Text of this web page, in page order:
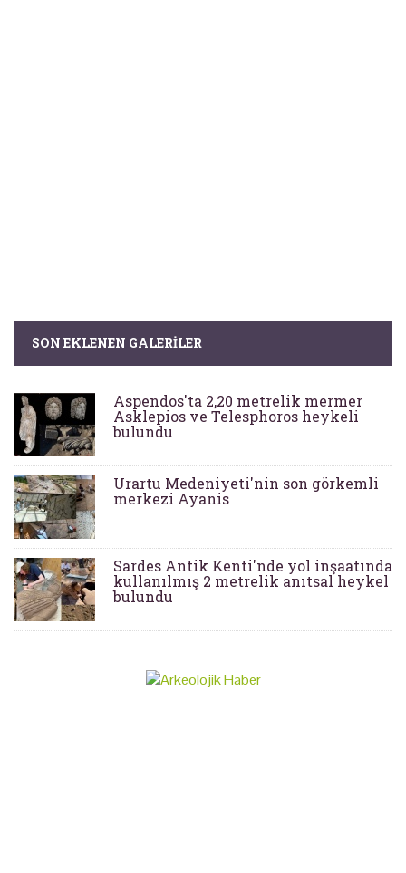
SON EKLENEN GALERILER
Aspendos'ta 2,20 metrelik mermer
Asklepios ve Telesphoros heykeli
bulundu
Urartu Medeniyeti'nin son görkemli
merkezi Ayanis
Sardes Antik Kenti'nde yol inşaatında
kullanılmış 2 metrelik anıtsal heykel
bulundu